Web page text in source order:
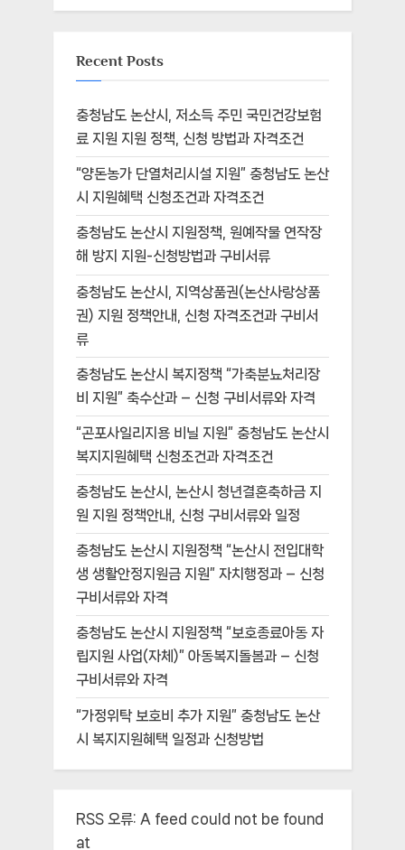
Recent Posts
충청남도 논산시, 저소득 주민 국민건강보험
료 지원 지원 정책, 신청 방법과 자격조건
“양돈농가 단열처리시설 지원” 충청남도 논산
시 지원혜택 신청조건과 자격조건
충청남도 논산시 지원정책, 원예작물 연작장
해 방지 지원-신청방법과 구비서류
충청남도 논산시, 지역상품권(논산사랑상품
권) 지원 정책안내, 신청 자격조건과 구비서
류
충청남도 논산시 복지정책 “가축분뇨처리장
비 지원” 축수산과 – 신청 구비서류와 자격
“곤포사일리지용 비닐 지원” 충청남도 논산시
복지지원혜택 신청조건과 자격조건
충청남도 논산시, 논산시 청년결혼축하금 지
원 지원 정책안내, 신청 구비서류와 일정
충청남도 논산시 지원정책 “논산시 전입대학
생 생활안정지원금 지원” 자치행정과 – 신청
구비서류와 자격
충청남도 논산시 지원정책 “보호종료아동 자
립지원 사업(자체)” 아동복지돌봄과 – 신청
구비서류와 자격
“가정위탁 보호비 추가 지원” 충청남도 논산
시 복지지원혜택 일정과 신청방법
RSS 오류: A feed could not be found
at